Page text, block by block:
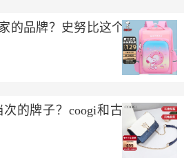
的品牌？史努比这个品牌怎么
的牌子？coogi和古驰是一个